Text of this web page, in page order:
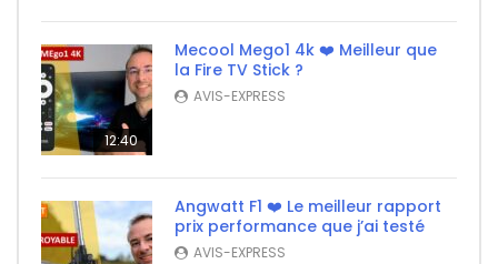
12:40
Mecool Mego1 4k ❤️ Meilleur que
la Fire TV Stick ?
AVIS-EXPRESS
Angwatt F1 ❤️ Le meilleur rapport
prix performance que j’ai testé
AVIS-EXPRESS